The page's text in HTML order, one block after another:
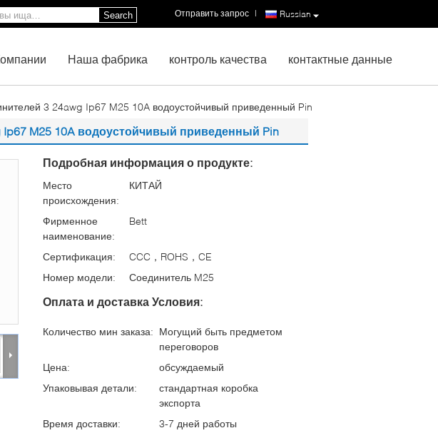
Russian
Отправить запрос |
Search
Наша фабрика контроль качества контактные данные
3 24awg Ip67 M25 10A водоустойчивый приведенный Pin
M25 10A водоустойчивый приведенный Pin
Подробная информация о продукте:
Место
происхождения:
КИТАЙ
Фирменное
наименование:
Bett
Сертификация:
CCC，ROHS，CE
Номер модели:
Соединитель M25
Оплата и доставка Условия:
Количество мин заказа: Могущий быть предметом
переговоров
Цена:
обсуждаемый
Упаковывая детали:
стандартная коробка
экспорта
Время доставки:
3-7 дней работы